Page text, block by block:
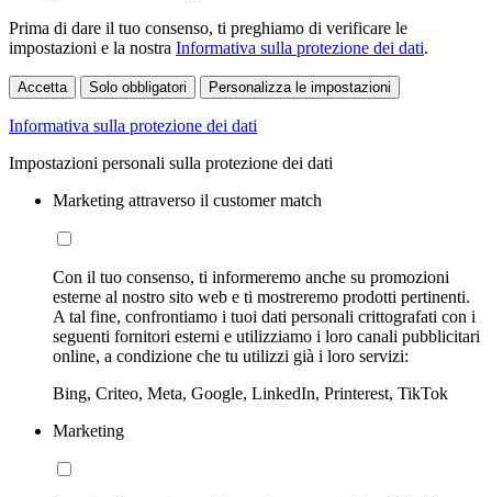
Prima di dare il tuo consenso, ti preghiamo di verificare le
impostazioni e la nostra Informativa sulla protezione dei dati.
Accetta Solo obbligatori Personalizza le impostazioni
Informativa sulla protezione dei dati
Impostazioni personali sulla protezione dei dati
Marketing attraverso il customer match
Con il tuo consenso, ti informeremo anche su promozioni
esterne al nostro sito web e ti mostreremo prodotti pertinenti.
A tal fine, confrontiamo i tuoi dati personali crittografati con i
seguenti fornitori esterni e utilizziamo i loro canali pubblicitari
online, a condizione che tu utilizzi già i loro servizi:
Bing, Criteo, Meta, Google, LinkedIn, Printerest, TikTok
Marketing